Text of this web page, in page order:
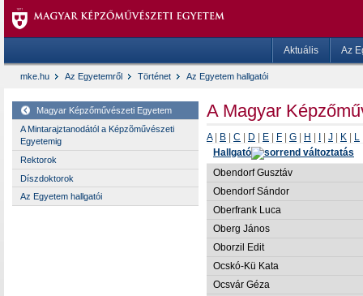
Aktuális Az
mke.hu Az Egyetemről Történet Az Egyetem hallgatói
Magyar Képzőművészeti Egyetem
A Mintarajztanodától a Képzõművészeti
Egyetemig
Rektorok
Díszdoktorok
Az Egyetem hallgatói
A Magyar
A B C D E F G H J K L
Hallgató
Obendorf Gusztáv
Obendorf Sándor
Oberfrank Luca
Oberg János
Oborzil Edit
Ocskó-Kü Kata
Ocsvár Géza